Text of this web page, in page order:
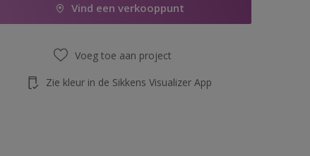
Vind een verkooppunt
Voeg toe aan project
Zie kleur in de Sikkens Visualizer App